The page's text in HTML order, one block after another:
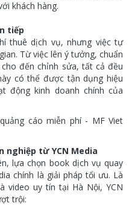
khách hàng.
tiếp
thuê dịch vụ, nhưng việc tự
Từ việc lên ý tưởng, chuẩn
đến chỉnh sửa, tất cả đều
có thể được tận dụng hiệu
động kinh doanh chính của
nghiệp từ YCN Media
lựa chọn book dịch vụ quay
chính là giải pháp tối ưu. Là
video uy tín tại Hà Nội, YCN
trội: